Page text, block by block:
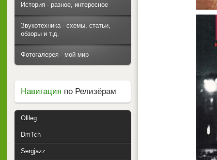
История - разное, интересное
Звукотехника - схемы, статьи,
обзоры и т.д.
Фотогалерея - мой мир
Навигация по Релизёрам
Ollleg
DmTch
Sergjazz